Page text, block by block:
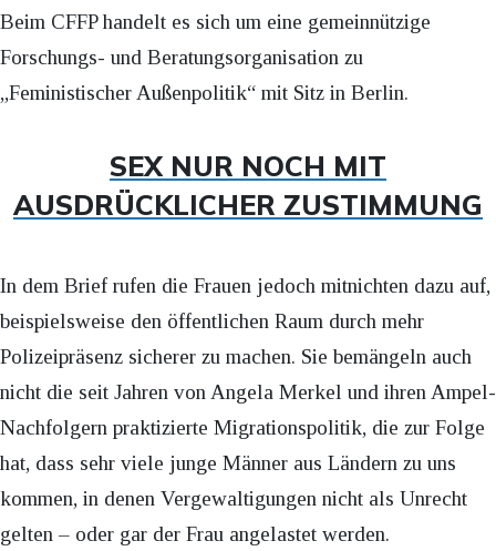
Beim CFFP handelt es sich um eine gemeinnützige
Forschungs- und Beratungsorganisation zu
„Feministischer Außenpolitik“ mit Sitz in Berlin.
SEX NUR NOCH MIT
AUSDRÜCKLICHER ZUSTIMMUNG
In dem Brief rufen die Frauen jedoch mitnichten dazu auf,
beispielsweise den öffentlichen Raum durch mehr
Polizeipräsenz sicherer zu machen. Sie bemängeln auch
nicht die seit Jahren von Angela Merkel und ihren Ampel-
Nachfolgern praktizierte Migrationspolitik, die zur Folge
hat, dass sehr viele junge Männer aus Ländern zu uns
kommen, in denen Vergewaltigungen nicht als Unrecht
gelten – oder gar der Frau angelastet werden.